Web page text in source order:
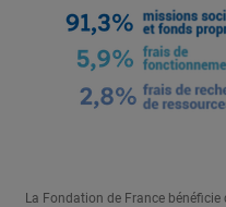
La Fondation de France